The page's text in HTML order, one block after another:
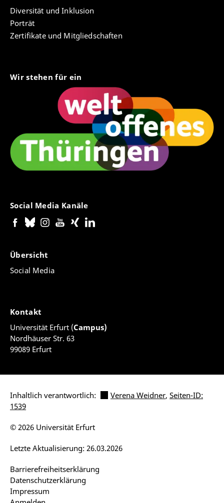
Diversität und Inklusion
Porträt
Zertifikate und Mitgliedschaften
Wir stehen für ein
Social Media Kanäle
Übersicht
Social Media
Kontakt
Universität Erfurt (Campus)
Nordhäuser Str. 63
99089 Erfurt
Inhaltlich verantwortlich: Verena Weidner, Seiten-ID:
1539
Barrierefreiheitserklärung
Datenschutzerklärung
Impressum
Letzte Aktualisierung: 26.03.2026
© 2026 Universität Erfurt